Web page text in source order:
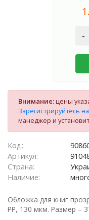
-
Внимание:цены
Зарегистрируйтесь
манеджер и
Код:
Артикул:
Страна:
Наличие:
Обложка для книг
РР, 130 мкм. Размер –